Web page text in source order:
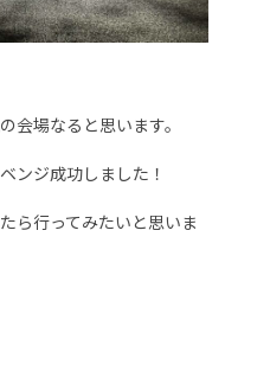
会場なると思います。
ンジ成功しました！
ら行ってみたいと思いま